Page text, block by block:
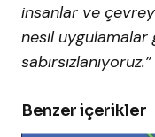
insanlar ve
nesil
sabırsızlanıyoruz.”
Benzer içerikler